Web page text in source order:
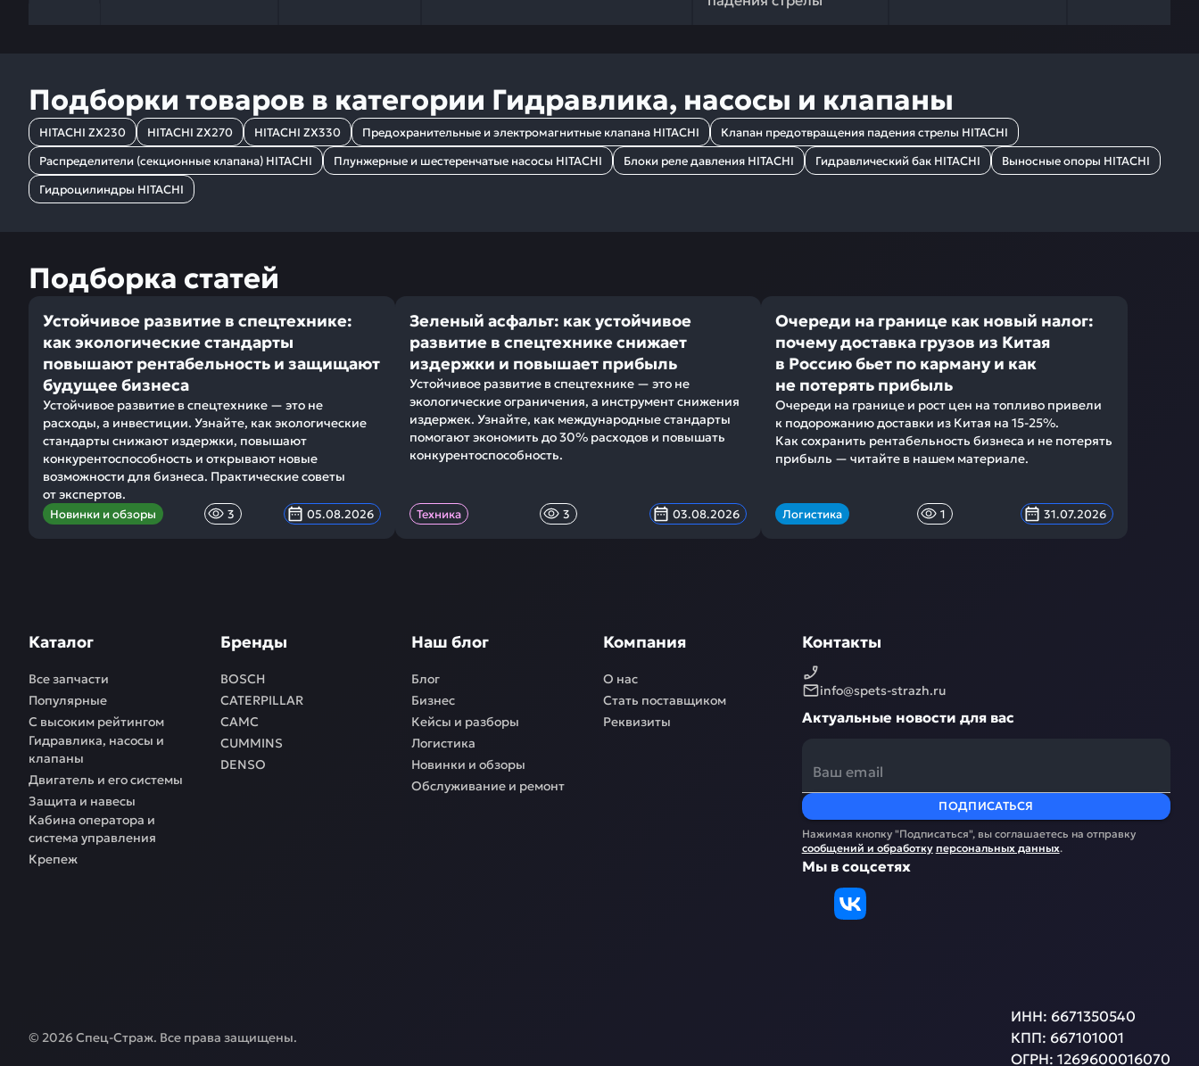
Подборки товаров в категории Гидравлика, насосы и клапаны
HITACHI ZX230 HITACHI ZX270 HITACHI ZX330 Предохранительные и электромагнитные клапана HITACHI
Клапан предотвращения падения стрелы HITACHI
Распределители (секционные клапана) HITACHI
Плунжерные и шестеренчатые насосы HITACHI Блоки реле давления HITACHI Гидравлический бак HITACHI
Выносные опоры HITACHI
Гидроцилиндры HITACHI
Подборка статей
Устойчивое развитие в спецтехнике:
как экологические стандарты
повышают рентабельность и защищают
будущее бизнеса
Устойчивое развитие в спецтехнике — это не
расходы, а инвестиции. Узнайте, как экологические
стандарты снижают издержки, повышают
конкурентоспособность и открывают новые
возможности для бизнеса. Практические советы
от экспертов.
Новинки и обзоры 3 05.08.2026
Зеленый асфальт: как устойчивое
развитие в спецтехнике снижает
издержки и повышает прибыль
Устойчивое развитие в спецтехнике — это не
экологические ограничения, а инструмент снижения
издержек. Узнайте, как международные стандарты
помогают экономить до 30% расходов и повышать
конкурентоспособность.
Техника 3 03.08.2026
Очереди на границе как новый налог:
почему доставка грузов из Китая
в Россию бьет по карману и как
не потерять прибыль
Очереди на границе и рост цен на топливо привели
к подорожанию доставки из Китая на 15-25%.
Как сохранить рентабельность бизнеса и не потерять
прибыль — читайте в нашем материале.
Логистика 1 31.07.2026
Каталог
Все запчасти
Популярные
С высоким рейтингом
Гидравлика, насосы и
клапаны
Двигатель и его системы
Защита и навесы
Кабина оператора и
система управления
Крепеж
Бренды
BOSCH
CATERPILLAR
CAMC
CUMMINS
DENSO
Наш блог
Блог
Бизнес
Кейсы и разборы
Логистика
Новинки и обзоры
Обслуживание и ремонт
Компания
О нас
Стать поставщиком
Реквизиты
Контакты
info@spets-strazh.ru
Актуальные новости для вас
ПОДПИСАТЬСЯ
Нажимая кнопку "Подписаться", вы соглашаетесь на отправку
сообщений и обработку персональных данных.
Мы в соцсетях
© 2026Спец-Страж. Все права защищены.
ИНН: 6671350540
КПП: 667101001
ОГРН: 1269600016070